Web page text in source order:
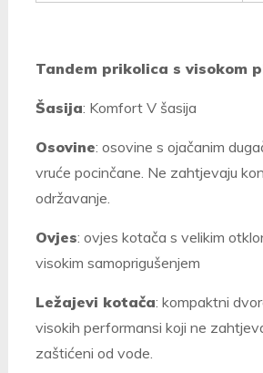
Tandem prikolica s visokom
Šasija: Komfort V šasija
Osovine: osovine s ojačanim
vruće pocinčane. Ne zahtjevaju
održavanje.
Ovjes: ovjes kotača s velikim
visokim samoprigušenjem
Ležajevi kotača: kompaktni
visokih performansi koji ne
zaštićeni od vode.